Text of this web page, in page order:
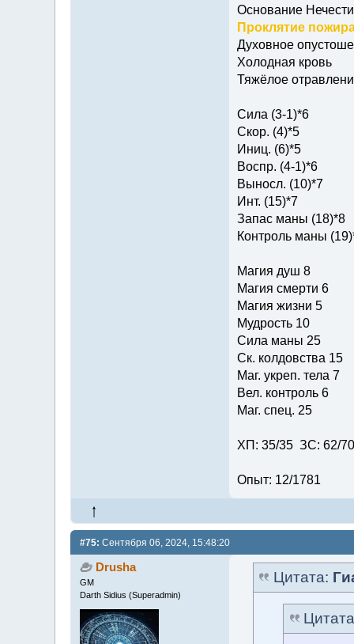
Основание
Проклятие
Духовное
Холодная кровь
Тяжёлое
Сила (3-1)*6
Скор. (4)*5
Иниц. (6)*5
Воспр. (4-1)*6
Выносл. (10)*7
Инт. (15)*7
Запас маны (18)*8
Контроль маны
Магия душ 8
Магия смерти 6
Магия жизни 5
Мудрость 10
Сила маны 25
Ск. колдовства 15
Маг. укреп. тела 7
Вел. контроль 6
Маг. спец. 25
ХП: 35/35 ЗС: 62/
Опыт: 12/1781
#75: Сентября 06, 2024, 15:48:20
Drusha
GM
Darth Sidius (Superadmin)
Цитата: